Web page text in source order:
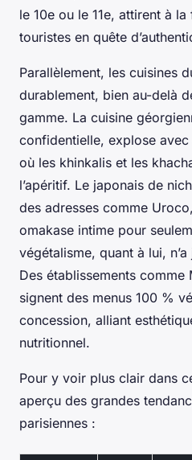
le 10e ou le 11e, attirent à
touristes en quête
Parallèlement, les cuisines
durablement, bien au-delà
gamme. La cuisine
confidentielle, explose
où les khinkalis et les
l’apéritif. Le japonais de
des adresses comme
omakase intime pour
végétalisme, quant à lui,
Des établissements comme
signent des menus 100 %
concession, alliant
nutritionnel.
Pour y voir plus clair dans
aperçu des grandes
parisiennes :